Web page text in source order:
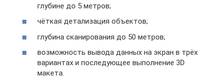
глубине до 5 метров;
чёткая детализация объектов;
глубина сканирования до 50 метров;
возможность вывода данных на экран в трёх
вариантах и последующее выполнение 3D
макета.